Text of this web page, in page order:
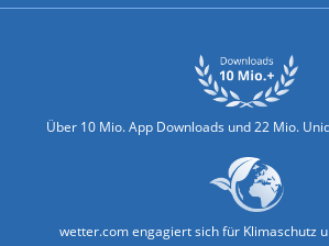
Über 10 Mio. App Downloads und 22 Mio.
wetter.com engagiert sich für Klimaschutz